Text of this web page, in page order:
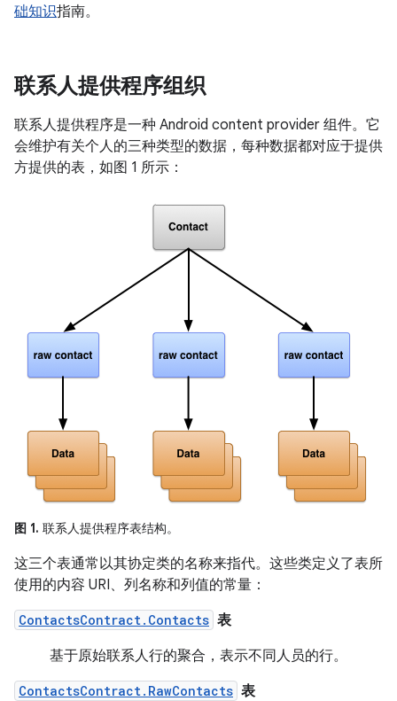
础知识指南。
联系人提供程序组织
联系人提供程序是一种 Android content provider 组件。它
会维护有关个人的三种类型的数据，每种数据都对应于提供
方提供的表，如图 1 所示：
图 1. 联系人提供程序表结构。
这三个表通常以其协定类的名称来指代。这些类定义了表所
使用的内容 URI、列名称和列值的常量：
ContactsContract.Contacts 表
基于原始联系人行的聚合，表示不同人员的行。
ContactsContract.RawContacts 表